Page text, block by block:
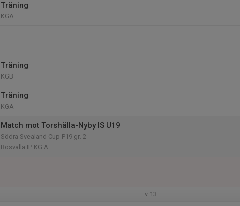
Träning
KGA
Träning
KGB
Träning
KGA
Match mot Torshälla-Nyby IS U19
Södra Svealand Cup P19 gr. 2
Rosvalla IP KG A
v.13